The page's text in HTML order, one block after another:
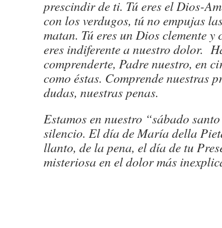
prescindir de ti. Tú eres el Dios-
con los verdugos, tú no empujas
matan. Tú eres un Dios clemente y
eres indiferente a nuestro dolor.
comprenderte, Padre nuestro, en
como éstas. Comprende nuestras
dudas, nuestras penas.
Estamos en nuestro “sábado
silencio. El día de María della
llanto, de la pena, el día de tu
misteriosa en el dolor más